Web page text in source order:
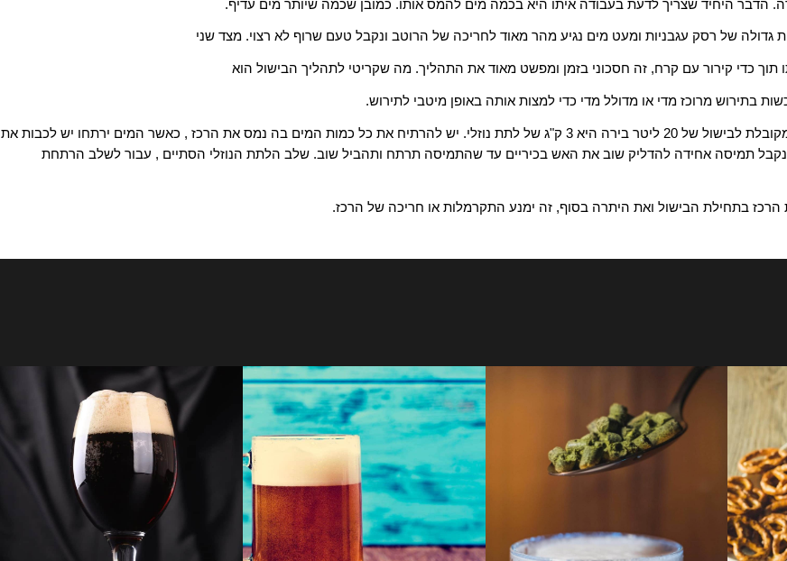
היחיד שצריך לדעת בעבודה איתו היא בכמה מים להמס אותו. כמובן שכמה שיותר מים עדיף.
של רסק עגבניות ומעט מים נגיע מהר מאוד לחריכה של הרוטב ונקבל טעם שרוף לא רצוי. מצד שני
את הלתת הנוזלי יש לבשל ביחס של 2 ליטר מים ל1 ק"ג חומר לפחות . כמות מקובלת לבישול של 20 ליטר בירה היא 3 ק"ג של לתת נוזלי. יש להרתיח את כל כמות המים בה נמס את הרכז , כאשר המים ירתחו יש לכבות את
אחידה להדליק שוב את האש בכיריים עד שהתמיסה תרתח ותהביל שוב. שלב הלתת הנוזלי הסתיים , עבור לשלב הרתחת